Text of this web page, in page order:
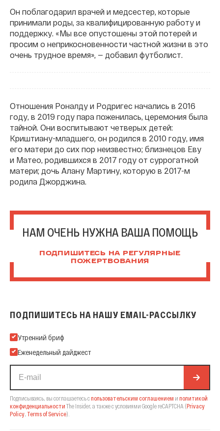
Он поблагодарил врачей и медсестер, которые
принимали роды, за квалифицированную работу и
поддержку. «Мы все опустошены этой потерей и
просим о неприкосновенности частной жизни в это
очень трудное время», — добавил футболист.
Отношения Роналду и Родригес начались в 2016
году, в 2019 году пара поженилась, церемония была
тайной. Они воспитывают четверых детей:
Криштиану-младшего, он родился в 2010 году, имя
его матери до сих пор неизвестно; близнецов Еву
и Матео, родившихся в 2017 году от суррогатной
матери; дочь Алану Мартину, которую в 2017-м
родила Джорджина.
НАМ ОЧЕНЬ НУЖНА ВАША ПОМОЩЬ
ПОДПИШИТЕСЬ НА РЕГУЛЯРНЫЕ
ПОЖЕРТВОВАНИЯ
ПОДПИШИТЕСЬ НА НАШУ EMAIL-РАССЫЛКУ
Подпишитесь на нашу Email-рассылку
Утренний бриф
Еженедельный дайджест
Подписываясь, вы соглашаетесь спользовательским соглашением и политикой
конфиденциальности The Insider, а также с условиями Google reCAPTCHA (Privacy
Policy Terms of Service).